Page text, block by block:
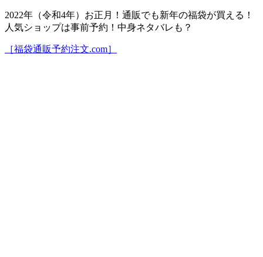
2022年（令和4年）お正月！通販でも新年の福袋が買える！
人気ショップは事前予約！中身ネタバレも？
［福袋通販予約注文.com］